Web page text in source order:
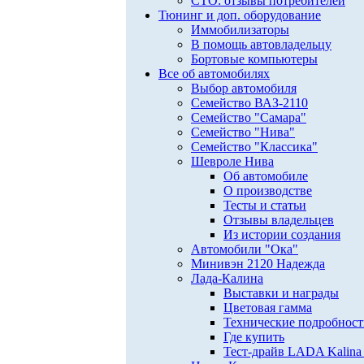
Тюнинг и доп. оборудование
Иммобилизаторы
В помощь автовладельцу
Бортовые компьютеры
Все об автомобилях
Выбор автомобиля
Семейство ВАЗ-2110
Семейство "Самара"
Семейство "Нива"
Семейство "Классика"
Шевроле Нива
Об автомобиле
О производстве
Тесты и статьи
Отзывы владельцев
Из истории создания
Автомобили "Ока"
Минивэн 2120 Надежда
Лада-Калина
Выставки и награды
Цветовая гамма
Технические
Где купить
Тест-драйв LADA Kalina